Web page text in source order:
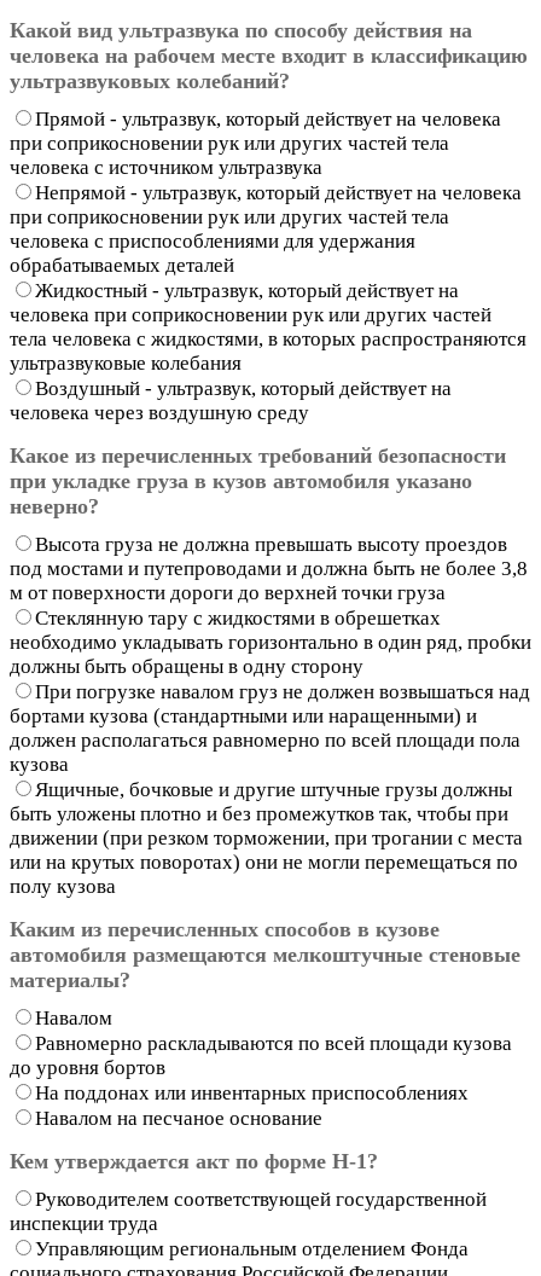
Какой вид ультразвука по способу действия на
человека на рабочем месте входит в классификацию
ультразвуковых колебаний?
Прямой - ультразвук, который действует на человека
при соприкосновении рук или других частей тела
человека с источником ультразвука
Непрямой - ультразвук, который действует на человека
при соприкосновении рук или других частей тела
человека с приспособлениями для удержания
обрабатываемых деталей
Жидкостный - ультразвук, который действует на
человека при соприкосновении рук или других частей
тела человека с жидкостями, в которых распространяются
ультразвуковые колебания
Воздушный - ультразвук, который действует на
человека через воздушную среду
Какое из перечисленных требований безопасности
при укладке груза в кузов автомобиля указано
неверно?
Высота груза не должна превышать высоту проездов
под мостами и путепроводами и должна быть не более 3,8
м от поверхности дороги до верхней точки груза
Стеклянную тару с жидкостями в обрешетках
необходимо укладывать горизонтально в один ряд, пробки
должны быть обращены в одну сторону
При погрузке навалом груз не должен возвышаться над
бортами кузова (стандартными или наращенными) и
должен располагаться равномерно по всей площади пола
кузова
Ящичные, бочковые и другие штучные грузы должны
быть уложены плотно и без промежутков так, чтобы при
движении (при резком торможении, при трогании с места
или на крутых поворотах) они не могли перемещаться по
полу кузова
Каким из перечисленных способов в кузове
автомобиля размещаются мелкоштучные стеновые
материалы?
Навалом
Равномерно раскладываются по всей площади кузова
до уровня бортов
На поддонах или инвентарных приспособлениях
Навалом на песчаное основание
Кем утверждается акт по форме Н-1?
Руководителем соответствующей государственной
инспекции труда
Управляющим региональным отделением Фонда